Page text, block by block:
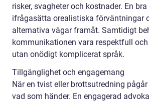
risker, svagheter och kostnader. En
ifrågasätta orealistiska förväntningar
alternativa vägar framåt. Samtidigt
kommunikationen vara respektfull
utan onödigt komplicerat språk.
Tillgänglighet och engagemang
När en tvist eller brottsutredning
vad som händer. En engagerad